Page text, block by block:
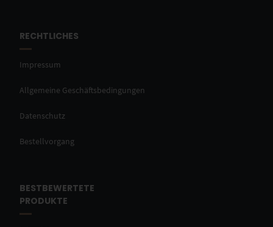
RECHTLICHES
Impressum
Allgemeine Geschäftsbedingungen
Datenschutz
Bestellvorgang
BESTBEWERTETE
PRODUKTE